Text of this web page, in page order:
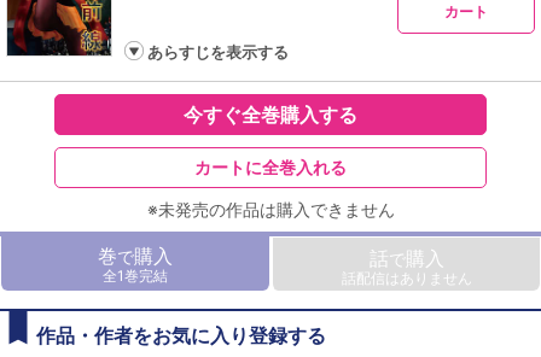
カート
あらすじを表示する
今すぐ全巻購入する
カートに全巻入れる
※未発売の作品は購入できません
巻で購入
全1巻完結
話で購入
話配信はありません
作品・作者をお気に入り登録する